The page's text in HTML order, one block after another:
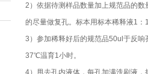
2）依据待测样品数量加上规范品的
的尽量做复孔。标本用标本稀释液1
3）参加稀释好后的规范品50ul于反
37℃温育1小时。
4）甩去孔内液体，每孔加满洗刷液